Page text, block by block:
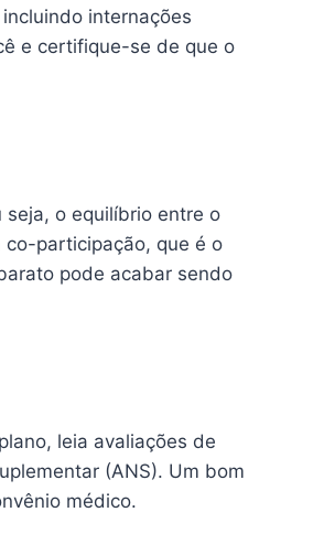
internações
e certifique-se de que o
o equilíbrio entre o
participação, que é o
pode acabar sendo
leia avaliações de
(ANS). Um bom
médico.